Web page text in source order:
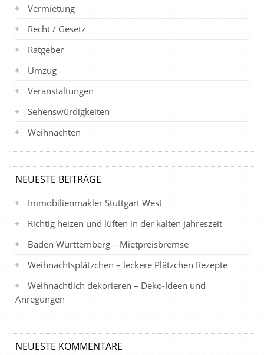
Vermietung
Recht / Gesetz
Ratgeber
Umzug
Veranstaltungen
Sehenswürdigkeiten
Weihnachten
NEUESTE BEITRÄGE
Immobilienmakler Stuttgart West
Richtig heizen und lüften in der kalten Jahreszeit
Baden Württemberg – Mietpreisbremse
Weihnachtsplätzchen – leckere Plätzchen Rezepte
Weihnachtlich dekorieren – Deko-Ideen und
Anregungen
NEUESTE KOMMENTARE